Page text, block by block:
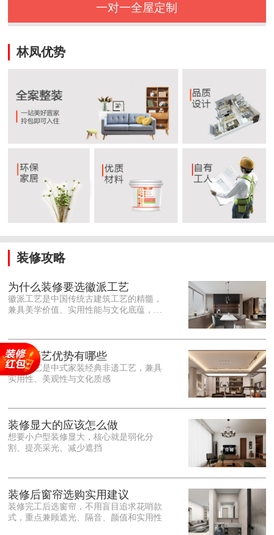
一对一全屋定制
林凤优势
装修攻略
为什么装修要选徽派工艺
徽派工艺是中国传统古建筑工艺的精髓，
兼具美学价值、实用性能与文化底蕴，优
雕细琢的砖、木、石雕为特色，线条古朴
大气，意境悠远，自带东方中式雅致韵
味，耐看且不易过时。<o:p></o:p> 在工
艺品质上，徽派工艺遵循古法匠心工序，
保耐用，抗风化、耐腐蚀，使用
徽派工艺优势有哪些
徽派工艺是中式家装经典非遗工艺，兼具
实用性、美观性与文化质感
装修显大的应该怎么做
想要小户型装修显大，核心就是弱化分
割、提亮采光、减少遮挡
装修后窗帘选购实用建议
装修完工后选窗帘，不用盲目追求花哨款
式，重点兼顾遮光、隔音、颜值和实用性